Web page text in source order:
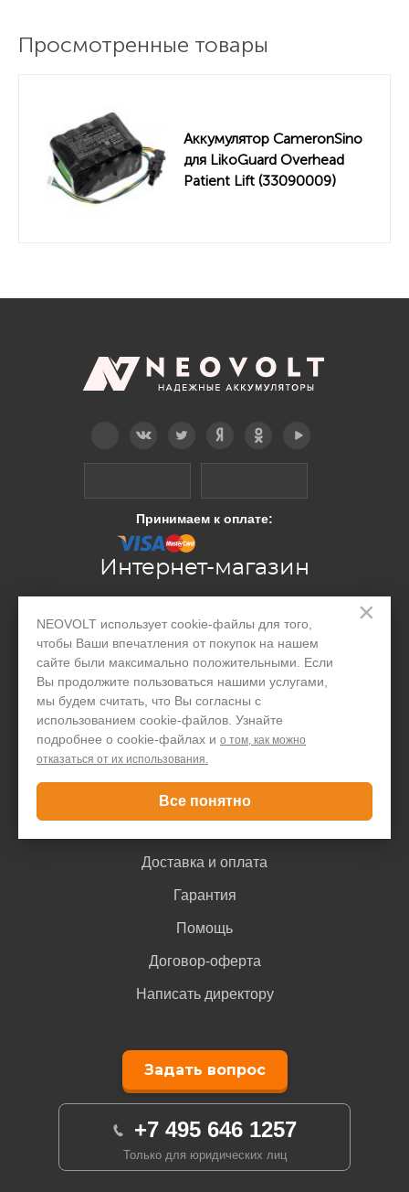
×
NEOVOLT использует cookie-файлы для того,
чтобы Ваши впечатления от покупок на нашем
сайте были максимально положительными. Если
Вы продолжите пользоваться нашими услугами,
мы будем считать, что Вы согласны с
использованием cookie-файлов. Узнайте
подробнее о cookie-файлах и о том, как можно
отказаться от их использования.
Все понятно
Просмотренные товары
Аккумулятор CameronSino
для LikoGuard Overhead
Patient Lift (33090009)
Принимаем к оплате:
Интернет-магазин
Производство
Организациям
Акции и скидки
Блог
Контакты
Покупателю
Доставка и оплата
Гарантия
Помощь
Договор-оферта
Написать директору
Задать вопрос
+7 495 646 1257
Только для юридических лиц